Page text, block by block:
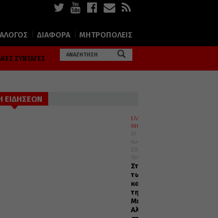
ΔΙΑΦΟΡΑ ΜΗΤΡΟΠΟΛΕΙΣ
ΣΥΝΤΑΓΕΣ
ΕΙΔΗΣΕΩΝ
ΕΛΛΑΔΑ
ΜΗΤΡΟΠΟΛΕΙΣ
07
Αυγούστου
2026
16:45
Στελέχη
των
κατασκηνώσεων
της
Μητροπόλεως
Αλεξανδρουπόλεως